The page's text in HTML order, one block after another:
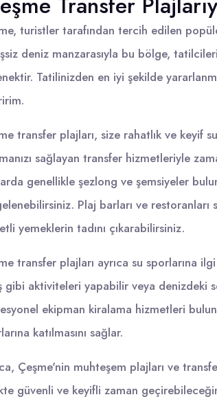
turistler tarafından tercih edilen
deniz manzarasıyla bu bölge,
Tatilinizden en iyi şekilde
transfer plajları, size rahatlık ve keyif
sağlayan transfer hizmetleriyle
genellikle şezlong ve şemsiyeler
Plaj barları ve
yemeklerin tadını çıkarabilirsiniz.
transfer plajları ayrıca su sporlarına
gibi aktiviteleri yapabilir veya denizdeki
ekipman kiralama hizmetleri
katılmasını sağlar.
Çeşme'nin muhteşem plajları ve
güvenli ve keyifli zaman